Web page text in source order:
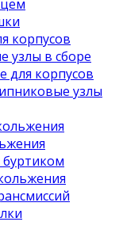
корпусов
узлы в сборе
корпусов
узлы
буртиком